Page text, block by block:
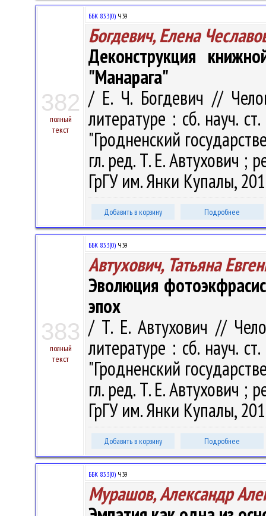
382
полный
текст
ББК 83.3(0) Ч39
Богдевич, Елена
Деконструкция
"Манарага"
/ Е. Ч. Богдевич //
литературе : сб. науч.
"Гродненский
гл. ред. Т. Е. Автухович ;
ГрГУ им. Янки Купалы,
Добавить в корзину Подробнее
383
полный
текст
ББК 83.3(0) Ч39
Автухович, Татьяна
Эволюция
эпох
/ Т. Е. Автухович //
литературе : сб. науч.
"Гродненский
гл. ред. Т. Е. Автухович ;
ГрГУ им. Янки Купалы,
Добавить в корзину Подробнее
ББК 83.3(0) Ч39
Мурашов, Александр